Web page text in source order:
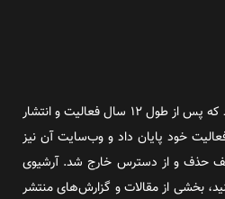
روز آنلاین روزنامه‌ای اینترنتی بود که پس از طول ۱۲ سال فعالیت و انتشار
در سال ۲۰۱۶ به فعالیت خود پایان داد و وب‌سایت آن نیز
حذف و از دسترس خارج شد. آرشیوی
بخشی از مقالات و گزارش‌های منتشر